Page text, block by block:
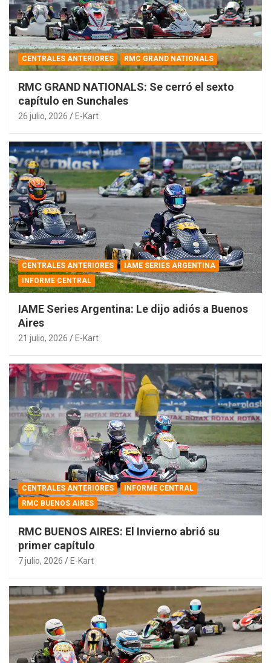
CENTRALES ANTERIORES RMC GRAND NATIONALS
RMC GRAND NATIONALS: Se cerró el sexto
capítulo en Sunchales
26 julio, 2026 E-Kart
CENTRALES ANTERIORES
IAME SERIES ARGENTINA
INFORME CENTRAL
IAME Series Argentina: Le dijo adiós a Buenos
Aires
21 julio, 2026 E-Kart
CENTRALES ANTERIORES
INFORME CENTRAL
RMC BUENOS AIRES
RMC BUENOS AIRES: El Invierno abrió su
primer capítulo
7 julio, 2026 E-Kart